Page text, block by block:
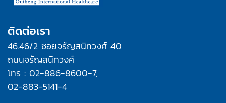
ติดต่อเรา
46.46/2 ซอยจรัญสนิทวงศ์ 40
ถนนจรัญสนิทวงศ์
โทร : 02-886-8600-7,
02-883-5141-4